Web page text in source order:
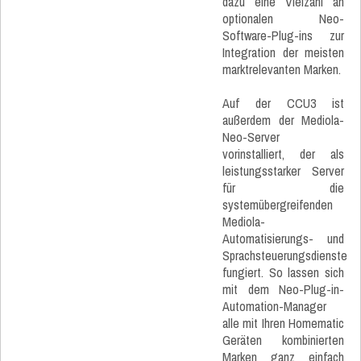
optionalen Neo-
Software-Plug-ins zur
Integration der meisten
marktrelevanten Marken.
Auf der CCU3 ist
außerdem der Mediola-
Neo-Server
vorinstalliert, der als
leistungsstarker Server
für die
systemübergreifenden
Mediola-
Automatisierungs- und
Sprachsteuerungsdienste
fungiert. So lassen sich
mit dem Neo-Plug-in-
Automation-Manager
alle mit Ihren Homematic
Geräten kombinierten
Marken ganz einfach